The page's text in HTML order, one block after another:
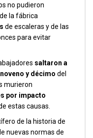
no pudieron
la fábrica
de escaleras y de las
para evitar
saltaron a
y décimo del
murieron
por impacto
estas causas.
de la historia de
nuevas normas de